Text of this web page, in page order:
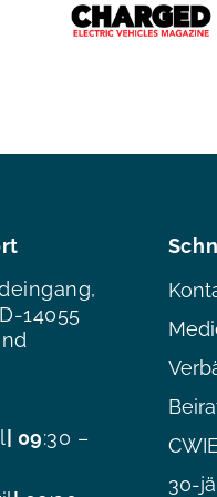
14055
| 09:30 –
30-